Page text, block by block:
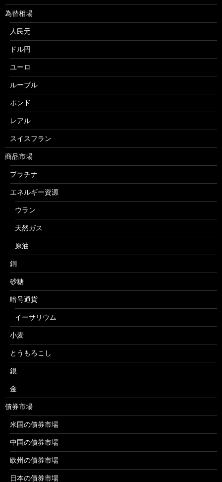
為替相場
人民元
ドル円
ユーロ
ルーブル
ポンド
レアル
スイスフラン
商品市場
プラチナ
エネルギー資源
ウラン
天然ガス
原油
銅
砂糖
暗号通貨
イーサリウム
小麦
とうもろこし
銀
金
債券市場
米国の債券市場
中国の債券市場
欧州の債券市場
日本の債券市場